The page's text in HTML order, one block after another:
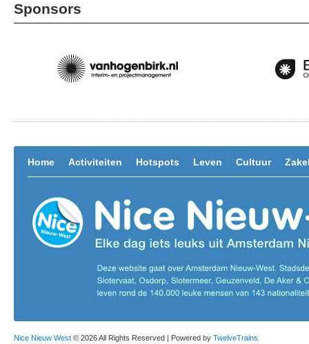
Sponsors
Home Activiteiten Hotspots Leven Cultuur
Nice Nieuw West © 2026 All Rights Reserved | Powered by TwelveTrains